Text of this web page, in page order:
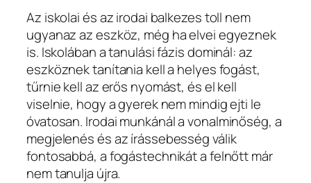
Az iskolai és az irodai balkezes toll nem
ugyanaz az eszköz, még ha elvei egyeznek
is. Iskolában a tanulási fázis dominál: az
eszköznek tanítania kell a helyes fogást,
tűrnie kell az erős nyomást, és el kell
viselnie, hogy a gyerek nem mindig ejti le
óvatosan. Irodai munkánál a vonalminőség, a
megjelenés és az írássebesség válik
fontosabbá, a fogástechnikát a felnőtt már
nem tanulja újra.